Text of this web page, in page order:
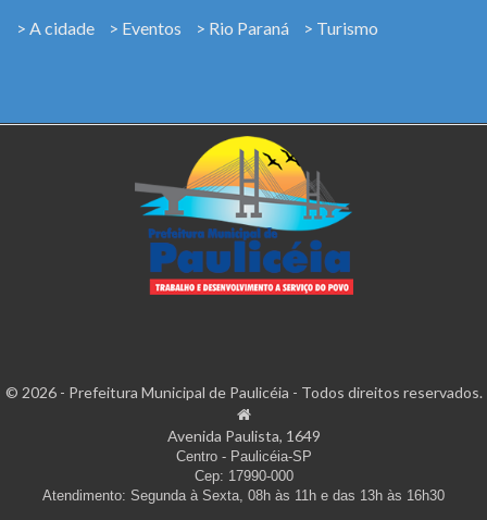
> A cidade > Eventos > Rio Paraná > Turismo
© 2026 - Prefeitura Municipal de Paulicéia - Todos direitos reservados.
Avenida Paulista, 1649
Centro - Paulicéia-SP
Cep: 17990-000
Atendimento: Segunda à Sexta, 08h às 11h e das 13h às 16h30